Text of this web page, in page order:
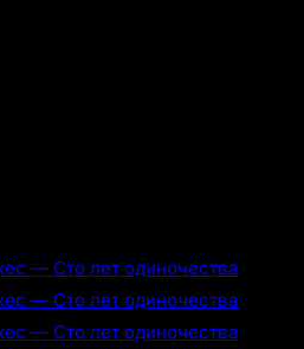
— Сто лет одиночества
— Сто лет одиночества
— Сто лет одиночества